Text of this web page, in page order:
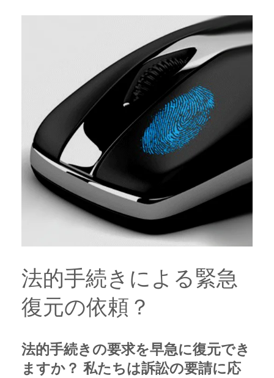
法的手続きによる緊急
復元の依頼？
法的手続きの要求を早急に復元でき
ますか？ 私たちは訴訟の要請に応